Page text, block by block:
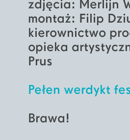
zdjęcia: Merlijn
montaż: Filip
kierownictwo
opieka
Prus
Pełen werdykt
Brawa!